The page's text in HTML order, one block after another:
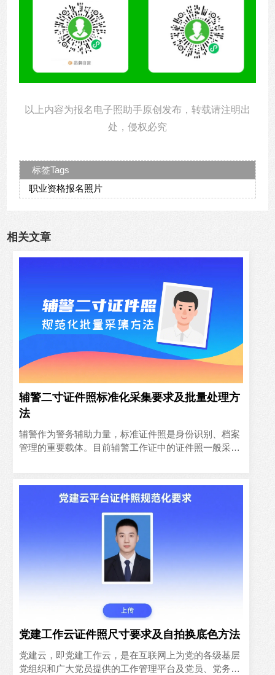
以上内容为报名电子照助手原创发布，转载请注明出
处，侵权必究
标签Tags
职业资格报名照片
相关文章
辅警二寸证件照标准化采集要求及批量处理方
法
辅警作为警务辅助力量，标准证件照是身份识别、档案
管理的重要载体。目前辅警工作证中的证件照一般采用
党建工作云证件照尺寸要求及自拍换底色方法
党建云，即党建工作云，是在互联网上为党的各级基层
党组织和广大党员提供的工作管理平台及党员、党务工